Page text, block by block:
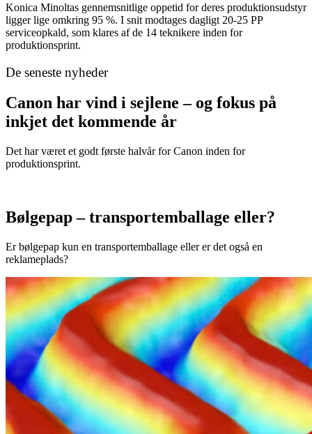
Konica Minoltas gennemsnitlige oppetid for deres produktionsudstyr
ligger lige omkring 95 %. I snit modtages dagligt 20-25 PP
serviceopkald, som klares af de 14 teknikere inden for
produktionsprint.
De seneste nyheder
Canon har vind i sejlene – og fokus på
inkjet det kommende år
Det har været et godt første halvår for Canon inden for
produktionsprint.
Bølgepap – transportemballage eller?
Er bølgepap kun en transportemballage eller er det også en
reklameplads?